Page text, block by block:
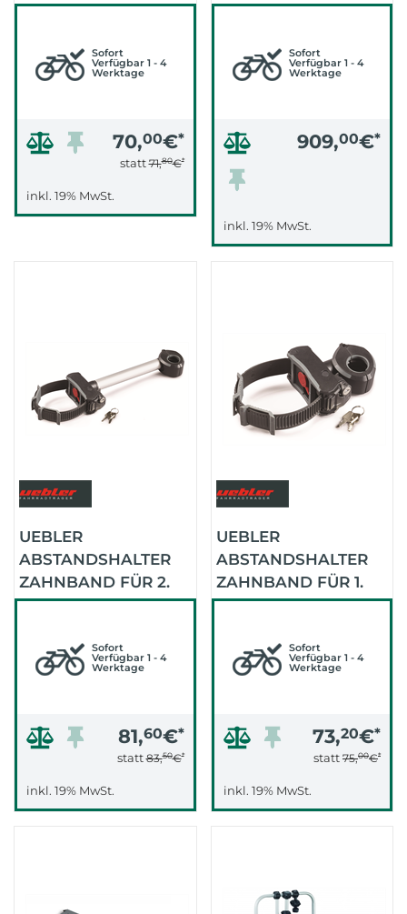
Sofort
Verfügbar 1 - 4
Werktage
70,00€*
statt71,80€*
inkl. 19% MwSt.
ABKLAPPWINKEL 2
Sofort
Verfügbar 1 - 4
Werktage
909,00€*
inkl. 19% MwSt.
UEBLER
ABSTANDSHALTER
ZAHNBAND FÜR 2.
FAHRRAD MIT
Sofort
Verfügbar 1 - 4
Werktage
81,60€*
statt83,50€*
inkl. 19% MwSt.
UEBLER
ABSTANDSHALTER
ZAHNBAND FÜR 1.
FAHRRAD MIT
Sofort
Verfügbar 1 - 4
Werktage
73,20€*
statt 75,00€*
inkl. 19% MwSt.